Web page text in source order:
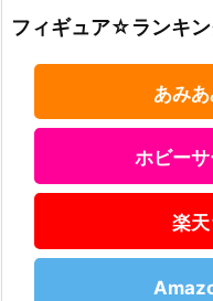
フィギュア☆ランキ
あみ
ホビー
楽